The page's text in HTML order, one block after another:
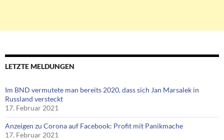
LETZTE MELDUNGEN
Im BND vermutete man bereits 2020, dass sich Jan Marsalek in
Russland versteckt
17. Februar 2021
Anzeigen zu Corona auf Facebook: Profit mit Panikmache
17. Februar 2021